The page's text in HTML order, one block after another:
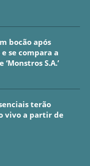
bocão após
se compara a
S.A.’
terão
vivo a partir de